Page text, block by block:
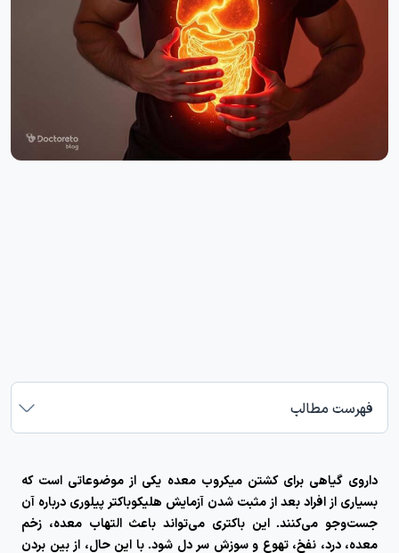
فهرست مطالب
داروی گیاهی برای کشتن میکروب معده یکی از موضوعاتی است که
بسیاری از افراد بعد از مثبت شدن آزمایش هلیکوباکتر پیلوری درباره آن
جست‌وجو می‌کنند. این باکتری می‌تواند باعث التهاب معده، زخم
معده، درد، نفخ، تهوع و سوزش سر دل شود. با این حال، از بین بردن